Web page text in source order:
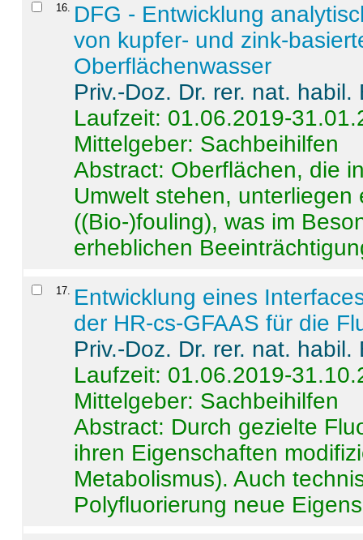
16
DFG - Entwicklung
von kupfer- und zink-
Oberflächenwasser
Priv.-Doz. Dr. rer. nat.
Laufzeit: 01.06.2019-
Mittelgeber: Sachbeihilfen
Abstract: Oberflächen, die
Umwelt stehen,
((Bio-)fouling), was im
erheblichen
17
Entwicklung eines
der HR-cs-GFAAS für die
Priv.-Doz. Dr. rer. nat.
Laufzeit: 01.06.2019-
Mittelgeber: Sachbeihilfen
Abstract: Durch gezielte
ihren Eigenschaften
Metabolismus). Auch
Polyfluorierung neue